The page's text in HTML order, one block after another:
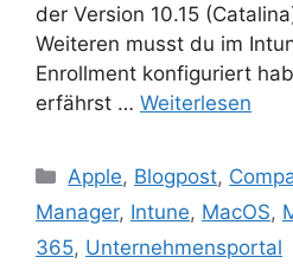
der Version 10.15
Weiteren musst du im
Enrollment konfiguriert
erfährst … Weiterlesen
Kategorien
Apple, Blogpost,
Manager, Intune, MacOS,
365, Unternehmensportal